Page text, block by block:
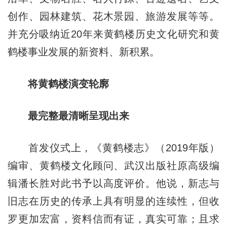
创作、园林建筑、花木景园、旅游发展等等。
并充分吸纳近20年来黄鹤楼历史文化研究和黄
鹤楼事业发展的新资料、新积累。
将黄鹤楼演变轮廓
最完整最清晰呈现出来
首发仪式上，《黄鹤楼志》（2019年版）
编审、黄鹤楼文化顾问、武汉出版社原高级编
辑潘长胜对此书予以高度评价。他说，新志与
旧志在历史的传承上具有明显的连续性，但收
罗更加宏富，资料信而有证，真实可靠；且求